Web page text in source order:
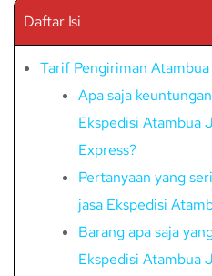
Daftar Isi
Tarif Pengiriman
Apa saja
Ekspedisi Atambua
Express?
Pertanyaan yang
jasa Ekspedisi
Barang apa saja
Ekspedisi Atambua